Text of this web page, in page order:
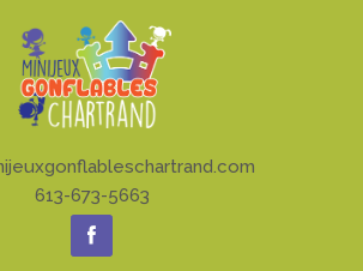
613-673-5663